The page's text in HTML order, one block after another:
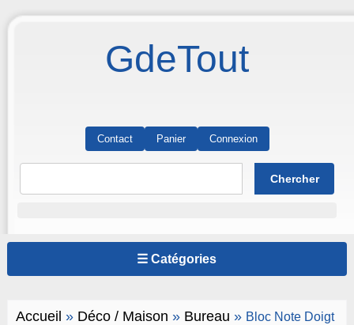
GdeTout
Contact Panier Connexion
☰ Catégories
Accueil » Déco / Maison » Bureau » Bloc Note Doigt